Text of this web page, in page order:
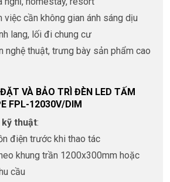
việc cần không gian ánh sáng dịu
lang, lối đi chung cư
nghệ thuật, trưng bày sản phẩm cao
VÀ BẢO TRÌ ĐÈN LED TẤM
FPL-12030V/DIM
kỹ thuật:
điện trước khi thao tác
khung trần 1200x300mm hoặc
cầu